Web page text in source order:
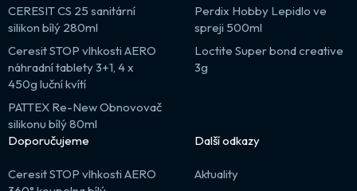
CERESIT CS 25 sanitární
silikon bílý 280ml
Ceresit STOP vlhkosti AERO
náhradní tablety 3+1, 4 x
450g luční kvítí
PATTEX Re-New Obnovovač
silikonu bílý 80ml
Perdix Hobby Lepidlo ve
spreji 500ml
Loctite Super bond creative
3g
Doporučujeme
Ceresit STOP vlhkosti AERO
Další odkazy
Aktuality